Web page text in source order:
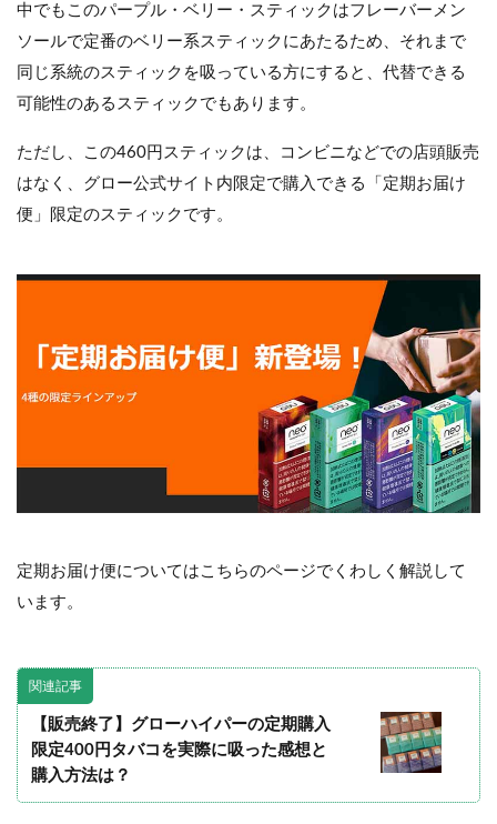
中でもこのパープル・ベリー・スティックはフレーバーメン
ソールで定番のベリー系スティックにあたるため、それまで
同じ系統のスティックを吸っている方にすると、代替できる
可能性のあるスティックでもあります。
ただし、この460円スティックは、コンビニなどでの店頭販売
はなく、グロー公式サイト内限定で購入できる「定期お届け
便」限定のスティックです。
定期お届け便についてはこちらのページでくわしく解説して
います。
関連記事
【販売終了】グローハイパーの定期購入
限定400円タバコを実際に吸った感想と
購入方法は？